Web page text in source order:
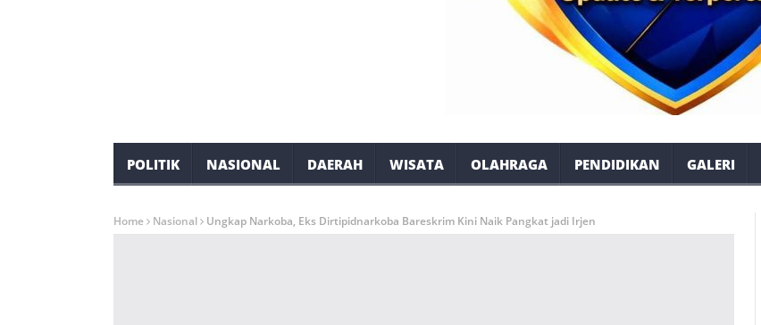
POLITIK NASIONAL DAERAH WISATA OLAHRAGA PENDIDIKAN GALERI
Home Nasional Ungkap Narkoba, Eks Dirtipidnarkoba Bareskrim Kini Naik Pangkat jadi Irjen